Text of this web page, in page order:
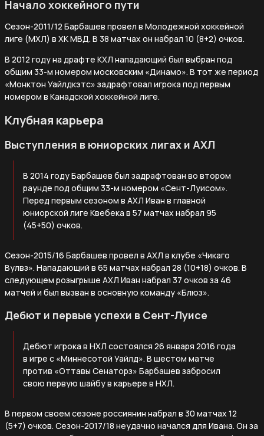
Начало хоккейного пути
Сезон-2011/12 Барбашев провел в Молодежной хоккейной
лиге (МХЛ) в ХК МВД. В 38 матчах он набрал 10 (8+2) очков.
В 2012 году на драфте КХЛ нападающий был выбран под
общим 33-м номером московским «Динамо». В тот же период
«Монктон Уайлдкэтс» задрафтовал игрока под первым
номером в Канадской хоккейной лиге.
Клубная карьера
Выступления в юниорских лигах и АХЛ
В 2014 году Барбашев был задрафтован во втором
раунде под общим 33-м номером «Сент-Луисом».
Перед первым сезоном в АХЛ Иван в главной
юниорской лиге Квебека в 57 матчах набрал 95
(45+50) очков.
Сезон-2015/16 Барбашев провел в АХЛ в клубе «Чикаго
Вулвз». Нападающий в 65 матчах набрал 28 (10+18) очков. В
следующем розыгрыше АХЛ Иван набрал 37 очков за 46
матчей и был вызван в основную команду «Блюз».
Дебют и первые успехи в Сент-Луисе
Дебют игрока в НХЛ состоялся 26 января 2016 года
в игре с «Миннесотой Уайлд». В шестом матче
против «Оттавы Сенаторз» Барбашев забросил
свою первую шайбу в карьере в НХЛ.
В первом своем сезоне россиянин набрал в 30 матчах 12
(5+7) очков. Сезон-2017/18 неудачно начался для Ивана. Он за